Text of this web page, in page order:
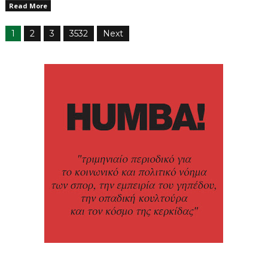
Read More
1 2 3 3532 Next